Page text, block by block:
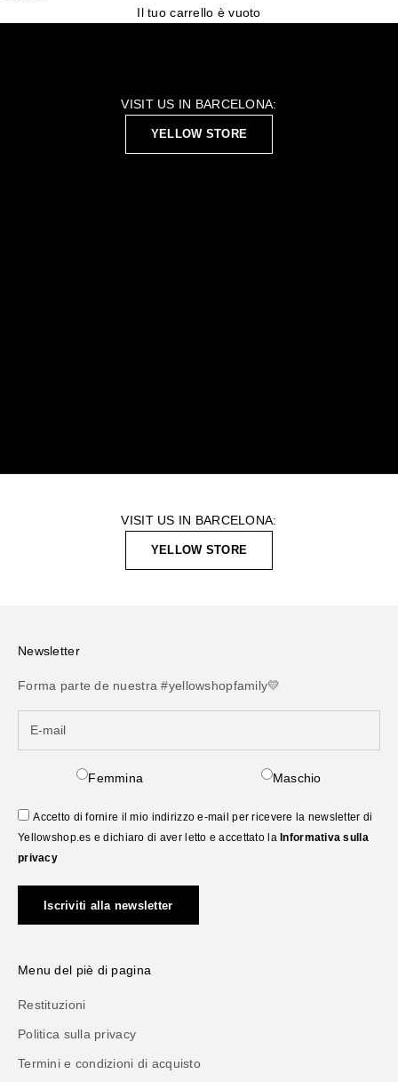
Il tuo carrello è vuoto
VISIT US IN BARCELONA:
YELLOW STORE
VISIT US IN BARCELONA:
YELLOW STORE
Newsletter
Forma parte de nuestra #yellowshopfamily💛
Femmina Maschio
Accetto di fornire il mio indirizzo e-mail per ricevere la newsletter di
Yellowshop.es e dichiaro di aver letto e accettato la Informativa sulla
privacy
Iscriviti alla newsletter
Menu del piè di pagina
Restituzioni
Politica sulla privacy
Termini e condizioni di acquisto